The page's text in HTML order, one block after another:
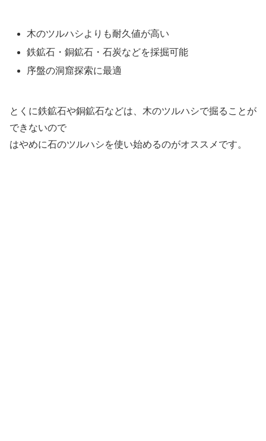
木のツルハシよりも耐久値が高い
鉄鉱石・銅鉱石・石炭などを採掘可能
序盤の洞窟探索に最適
とくに鉄鉱石や銅鉱石などは、木のツルハシで掘ることが
できないので
はやめに石のツルハシを使い始めるのがオススメです。